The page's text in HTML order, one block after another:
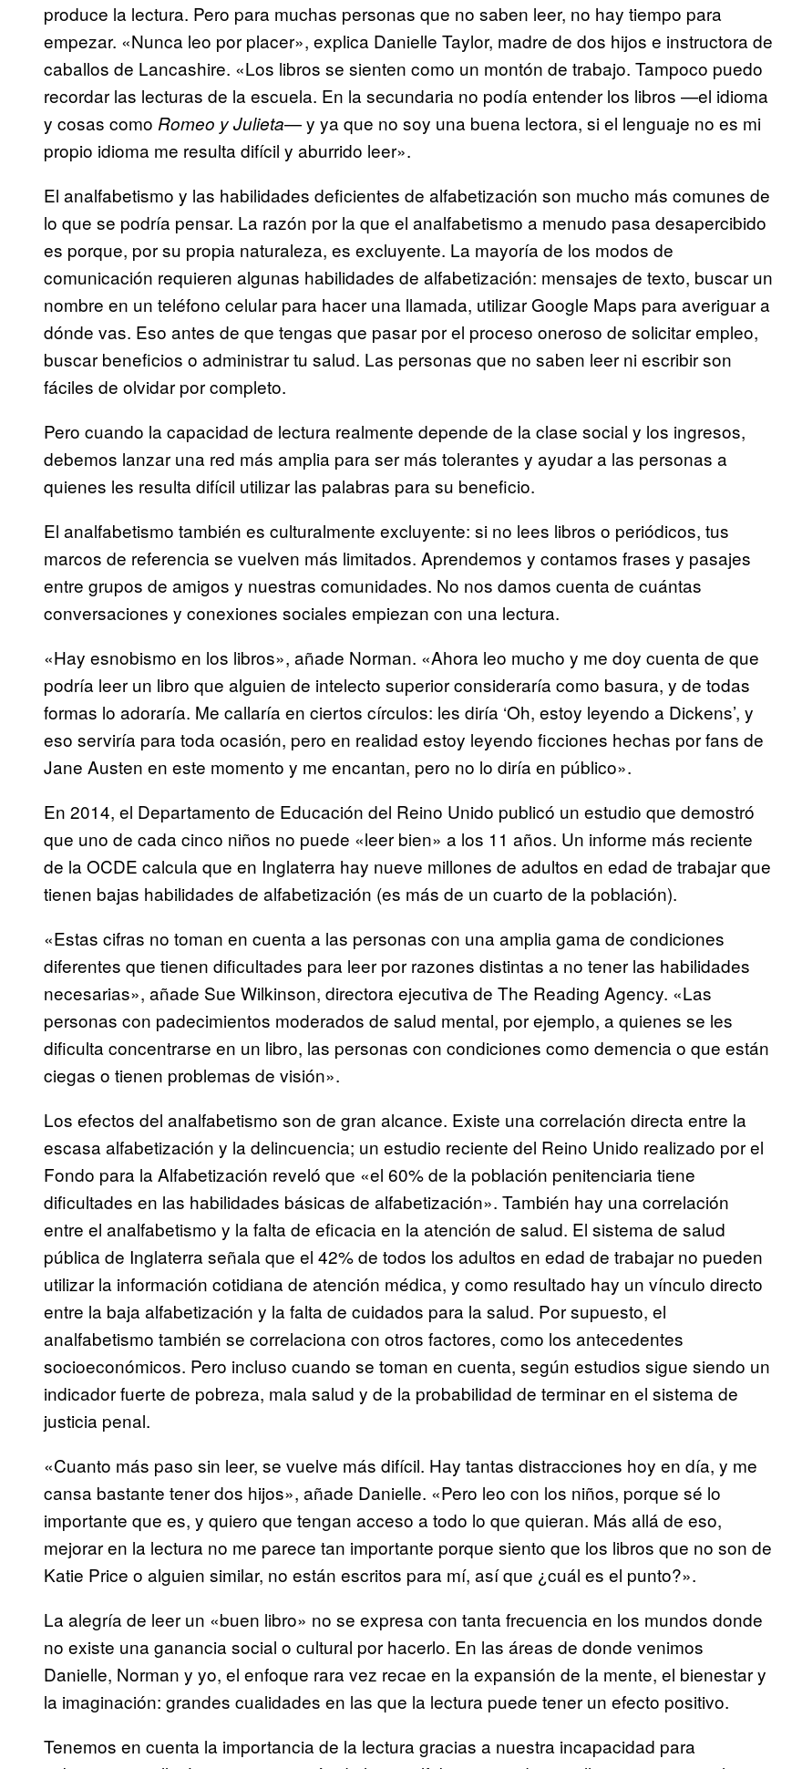
produce la lectura. Pero para muchas personas que no saben leer, no hay tiempo para
empezar. «Nunca leo por placer», explica Danielle Taylor, madre de dos hijos e instructora de
caballos de Lancashire. «Los libros se sienten como un montón de trabajo. Tampoco puedo
recordar las lecturas de la escuela. En la secundaria no podía entender los libros —el idioma
y cosas como Romeo y Julieta— y ya que no soy una buena lectora, si el lenguaje no es mi
propio idioma me resulta difícil y aburrido leer».
El analfabetismo y las habilidades deficientes de alfabetización son mucho más comunes de
lo que se podría pensar. La razón por la que el analfabetismo a menudo pasa desapercibido
es porque, por su propia naturaleza, es excluyente. La mayoría de los modos de
comunicación requieren algunas habilidades de alfabetización: mensajes de texto, buscar un
nombre en un teléfono celular para hacer una llamada, utilizar Google Maps para averiguar a
dónde vas. Eso antes de que tengas que pasar por el proceso oneroso de solicitar empleo,
buscar beneficios o administrar tu salud. Las personas que no saben leer ni escribir son
fáciles de olvidar por completo.
Pero cuando la capacidad de lectura realmente depende de la clase social y los ingresos,
debemos lanzar una red más amplia para ser más tolerantes y ayudar a las personas a
quienes les resulta difícil utilizar las palabras para su beneficio.
El analfabetismo también es culturalmente excluyente: si no lees libros o periódicos, tus
marcos de referencia se vuelven más limitados. Aprendemos y contamos frases y pasajes
entre grupos de amigos y nuestras comunidades. No nos damos cuenta de cuántas
conversaciones y conexiones sociales empiezan con una lectura.
«Hay esnobismo en los libros», añade Norman. «Ahora leo mucho y me doy cuenta de que
podría leer un libro que alguien de intelecto superior consideraría como basura, y de todas
formas lo adoraría. Me callaría en ciertos círculos: les diría ‘Oh, estoy leyendo a Dickens’, y
eso serviría para toda ocasión, pero en realidad estoy leyendo ficciones hechas por fans de
Jane Austen en este momento y me encantan, pero no lo diría en público».
En 2014, el Departamento de Educación del Reino Unido publicó un estudio que demostró
que uno de cada cinco niños no puede «leer bien» a los 11 años. Un informe más reciente
de la OCDE calcula que en Inglaterra hay nueve millones de adultos en edad de trabajar que
tienen bajas habilidades de alfabetización (es más de un cuarto de la población).
«Estas cifras no toman en cuenta a las personas con una amplia gama de condiciones
diferentes que tienen dificultades para leer por razones distintas a no tener las habilidades
necesarias», añade Sue Wilkinson, directora ejecutiva de The Reading Agency. «Las
personas con padecimientos moderados de salud mental, por ejemplo, a quienes se les
dificulta concentrarse en un libro, las personas con condiciones como demencia o que están
ciegas o tienen problemas de visión».
Los efectos del analfabetismo son de gran alcance. Existe una correlación directa entre la
escasa alfabetización y la delincuencia; un estudio reciente del Reino Unido realizado por el
Fondo para la Alfabetización reveló que «el 60% de la población penitenciaria tiene
dificultades en las habilidades básicas de alfabetización». También hay una correlación
entre el analfabetismo y la falta de eficacia en la atención de salud. El sistema de salud
pública de Inglaterra señala que el 42% de todos los adultos en edad de trabajar no pueden
utilizar la información cotidiana de atención médica, y como resultado hay un vínculo directo
entre la baja alfabetización y la falta de cuidados para la salud. Por supuesto, el
analfabetismo también se correlaciona con otros factores, como los antecedentes
socioeconómicos. Pero incluso cuando se toman en cuenta, según estudios sigue siendo un
indicador fuerte de pobreza, mala salud y de la probabilidad de terminar en el sistema de
justicia penal.
«Cuanto más paso sin leer, se vuelve más difícil. Hay tantas distracciones hoy en día, y me
cansa bastante tener dos hijos», añade Danielle. «Pero leo con los niños, porque sé lo
importante que es, y quiero que tengan acceso a todo lo que quieran. Más allá de eso,
mejorar en la lectura no me parece tan importante porque siento que los libros que no son de
Katie Price o alguien similar, no están escritos para mí, así que ¿cuál es el punto?».
La alegría de leer un «buen libro» no se expresa con tanta frecuencia en los mundos donde
no existe una ganancia social o cultural por hacerlo. En las áreas de donde venimos
Danielle, Norman y yo, el enfoque rara vez recae en la expansión de la mente, el bienestar y
la imaginación: grandes cualidades en las que la lectura puede tener un efecto positivo.
Tenemos en cuenta la importancia de la lectura gracias a nuestra incapacidad para